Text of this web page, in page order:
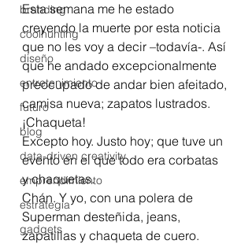
branding
coolhunting
diseño
entretenimiento
futuro
blog
data-driven creativity
emprendimiento
estrategia
gadgets
Esta semana me he estado
creyendo la muerte por esta noticia
que no les voy a decir –todavía-. Así
que he andado excepcionalmente
preocupado de andar bien afeitado,
camisa nueva; zapatos lustrados.
¡Chaqueta!
Excepto hoy. Justo hoy; que tuve un
evento en el que todo era corbatas
y chaquetas.
Chán. Y yo, con una polera de
Superman desteñida, jeans,
zapatillas y chaqueta de cuero.